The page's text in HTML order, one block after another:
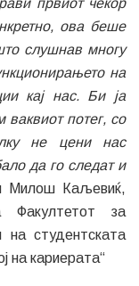
ова беше
слушнав многу
на
кај нас. Би ја
ваквиот потег, со
не цени нас
да го следат и
Милош Каљевиќ,
Факултетот за
на студентската
на кариерата“